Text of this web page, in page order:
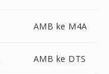
AMB ke M4A
AMB ke DTS